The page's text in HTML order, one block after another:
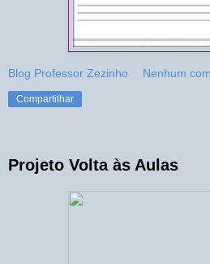
Blog Professor Zezinho Nenhum
Compartilhar
Projeto Volta às Aulas